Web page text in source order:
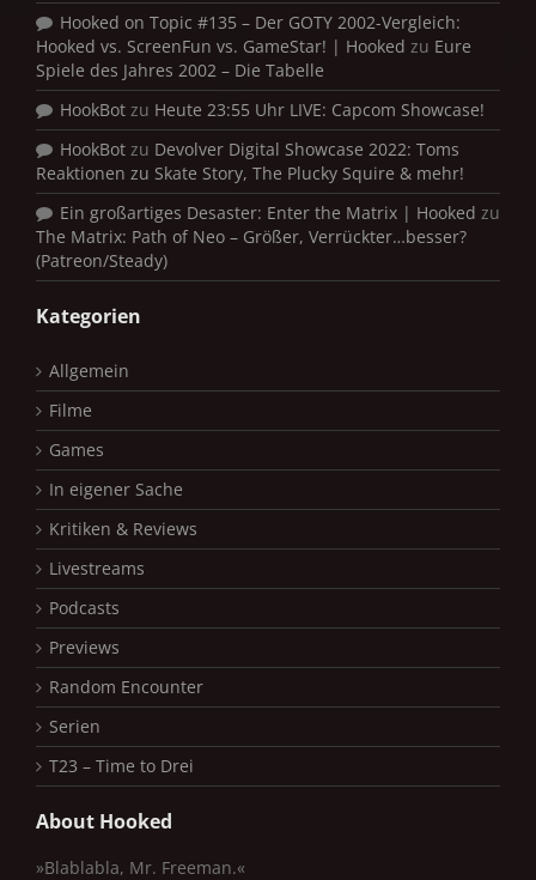
Hooked on Topic #135 – Der GOTY 2002-Vergleich:
Hooked vs. ScreenFun vs. GameStar! | Hooked zu Eure
Spiele des Jahres 2002 – Die Tabelle
HookBot zu Heute 23:55 Uhr LIVE: Capcom Showcase!
HookBot zu Devolver Digital Showcase 2022: Toms
Reaktionen zu Skate Story, The Plucky Squire & mehr!
Ein großartiges Desaster: Enter the Matrix | Hooked zu
The Matrix: Path of Neo – Größer, Verrückter…besser?
(Patreon/Steady)
Kategorien
Allgemein
Filme
Games
In eigener Sache
Kritiken & Reviews
Livestreams
Podcasts
Previews
Random Encounter
Serien
T23 – Time to Drei
About Hooked
»Blablabla, Mr. Freeman.«